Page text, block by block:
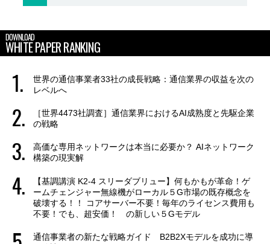
DOWNLOAD
WHITE PAPER RANKING
世界の通信事業者33社の成長戦略：通信業界の収益を次の
レベルへ
［世界4473社調査］通信業界におけるAI成熟度と先駆企業
の戦略
高価な専用ネットワークは本当に必要か？ AIネットワーク
構築の現実解
【基調講演 K2-4 スリーダブリュー】何もかもが革命！ゲ
ームチェンジャー無線機がローカル５G市場の既存概念を
破壊する！！ コアサーバー不要！毎年のライセンス費用も
不要！でも、超安価！ の新しい５Gモデル
通信事業者の新たな戦略ガイド B2B2Xモデルを成功に導